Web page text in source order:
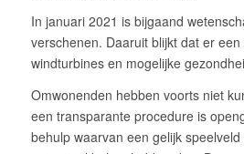
In januari 2021 is bijgaand
verschenen. Daaruit blijkt dat er
windturbines en mogelijke
Omwonenden hebben voorts niet
een transparante procedure is
behulp waarvan een gelijk